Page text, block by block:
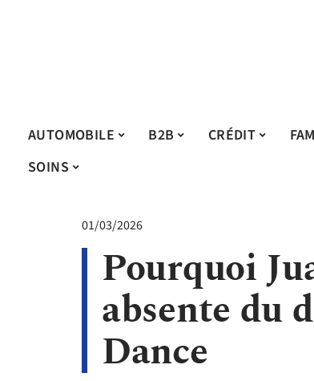
AUTOMOBILE B2B CRÉDIT
SOINS
01/03/2026
Pourquoi
absente du
Dance